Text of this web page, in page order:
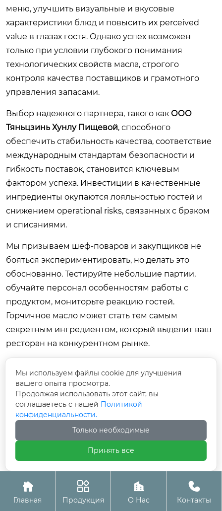
меню, улучшить визуальные и вкусовые
характеристики блюд и повысить их perceived
value в глазах гостя. Однако успех возможен
только при условии глубокого понимания
технологических свойств масла, строгого
контроля качества поставщиков и грамотного
управления запасами.
Выбор надежного партнера, такого как ООО
Тяньцзинь Хунлу Пищевой, способного
обеспечить стабильность качества, соответствие
международным стандартам безопасности и
гибкость поставок, становится ключевым
фактором успеха. Инвестиции в качественные
ингредиенты окупаются лояльностью гостей и
снижением operational risks, связанных с браком
и списаниями.
Мы призываем шеф-поваров и закупщиков не
бояться экспериментировать, но делать это
обоснованно. Тестируйте небольшие партии,
обучайте персонал особенностям работы с
продуктом, мониторьте реакцию гостей.
Горчичное масло может стать тем самым
секретным ингредиентом, который выделит ваш
ресторан на конкурентном рынке.
высококачественного горчичного масла или
хотите обсудить условия оптовых поставок
специализированных пищевых приправ,
свяжитесь с нами сегоднядля консультации с
нашими экспертами по продукту. Мы готовы
предоставить техническую документацию,
образцы для тестирования и индивидуальные
HoReCa.

Главная

Продукция

О Нас

Контакты
Мы используем файлы cookie для улучшения
вашего опыта просмотра.
Продолжая использовать этот сайт, вы
соглашаетесь с нашей Политикой
конфиденциальности.
Только необходимые
Принять все